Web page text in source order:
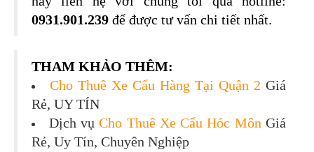
0931.901.239 để được tư vấn chi tiết nhất.
THAM KHẢO THÊM:
Cho Thuê Xe Cẩu Hàng Tại Quận 2 Giá
Rẻ, UY TÍN
Dịch vụCho Thuê Xe Cẩu Hóc Môn Giá
Rẻ, Uy Tín, Chuyên Nghiệp